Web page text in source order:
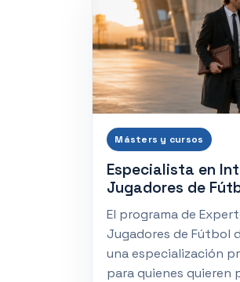
Másters y cursos
Especialista en
Jugadores de
El programa de
Jugadores de Fútbol
una especialización
para quienes quieren